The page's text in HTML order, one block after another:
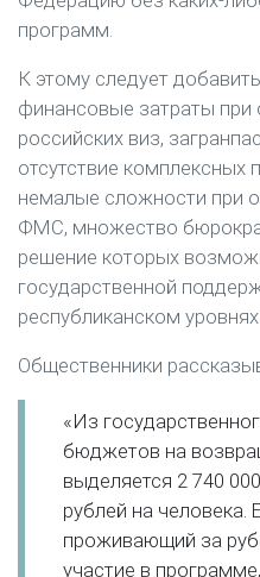
программ.
К этому следует
финансовые затраты
российских виз,
отсутствие комплексных
немалые сложности при
ФМС, множество
решение которых
государственной
республиканском уровнях.
Общественники
«Из
бюджетов на
выделяется 2 740
рублей на человека.
проживающий за
участие в